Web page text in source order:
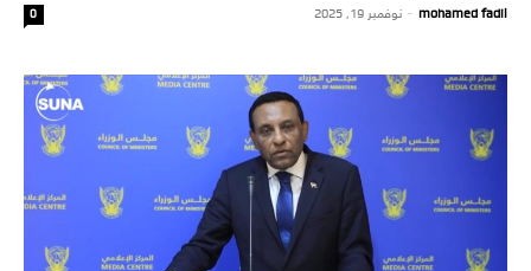
mohamed fadil
- نوفمبر 19, 2025 0